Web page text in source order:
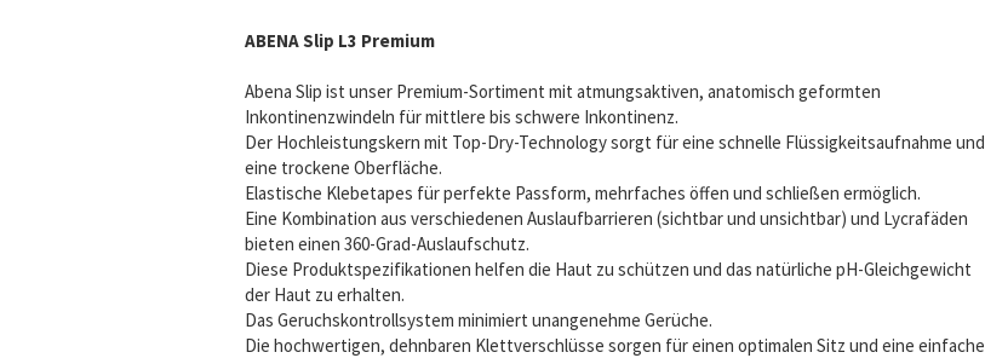
ABENA Slip L3 Premium
Abena Slip ist unser Premium-Sortiment mit atmungsaktiven, anatomisch geformten
Inkontinenzwindeln für mittlere bis schwere Inkontinenz.
Der Hochleistungskern mit Top-Dry-Technology sorgt für eine schnelle Flüssigkeitsaufnahme und
eine trockene Oberfläche.
Elastische Klebetapes für perfekte Passform, mehrfaches öffen und schließen ermöglich.
Eine Kombination aus verschiedenen Auslaufbarrieren (sichtbar und unsichtbar) und Lycrafäden
bieten einen 360-Grad-Auslaufschutz.
Diese Produktspezifikationen helfen die Haut zu schützen und das natürliche pH-Gleichgewicht
der Haut zu erhalten.
Das Geruchskontrollsystem minimiert unangenehme Gerüche.
Die hochwertigen, dehnbaren Klettverschlüsse sorgen für einen optimalen Sitz und eine einfache